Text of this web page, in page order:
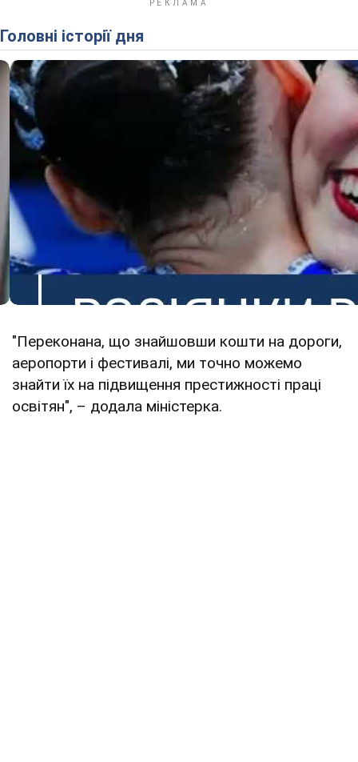
Головні історії дня
"Переконана, що знайшовши кошти на дороги,
аеропорти і фестивалі, ми точно можемо
знайти їх на підвищення престижності праці
освітян", – додала міністерка.